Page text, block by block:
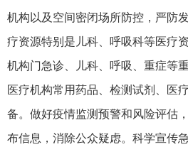
机构以及空间密闭场所防控，严防
疗资源特别是儿科、呼吸科等医疗
机构门急诊、儿科、呼吸、重症等
医疗机构常用药品、检测试剂、医
备。做好疫情监测预警和风险评估
布信息，消除公众疑虑。科学宣传